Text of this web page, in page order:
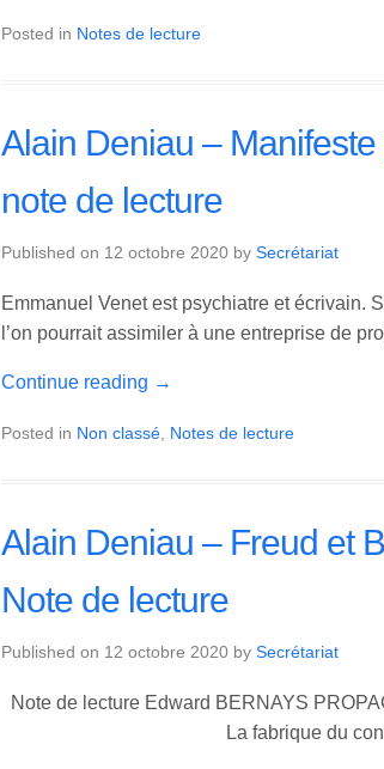
Posted in Notes de lecture
Alain Deniau –
note de lecture
Published on 12 octobre 2020 by Secrétariat
Emmanuel Venet est psychiatre et écrivain.
l’on pourrait assimiler à une entreprise de
Continue reading →
Posted in Non classé Notes de lecture
Alain Deniau – Freud et
Note de lecture
Published on 12 octobre 2020 by Secrétariat
Note de lecture Edward BERNAYS
La fabrique du consentement